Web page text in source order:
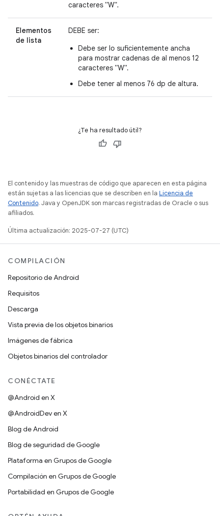
caracteres "W".
Elementos
de lista
DEBE ser:
Debe ser lo suficientemente ancha
para mostrar cadenas de al menos 12
caracteres "W".
Debe tener al menos 76 dp de altura.
¿Te ha resultado útil?
El contenido y las muestras de código que aparecen en esta página
están sujetas a las licencias que se describen en la Licencia de
Contenido. Java y OpenJDK son marcas registradas de Oracle o sus
afiliados.
Última actualización: 2025-07-27 (UTC)
COMPILACIÓN
Repositorio de Android
Requisitos
Descarga
Vista previa de los objetos binarios
Imágenes de fábrica
Objetos binarios del controlador
CONÉCTATE
@Android en X
@AndroidDev en X
Blog de Android
Blog de seguridad de Google
Plataforma en Grupos de Google
Compilación en Grupos de Google
Portabilidad en Grupos de Google